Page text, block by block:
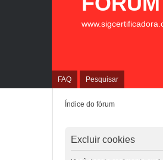
FAQ Pesquisar
Índice do fórum
Excluir cookies